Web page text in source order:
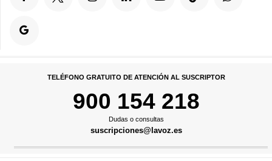
TELÉFONO GRATUITO DE ATENCIÓN AL SUSCRIPTOR
900 154 218
Dudas o consultas
suscripciones@lavoz.es